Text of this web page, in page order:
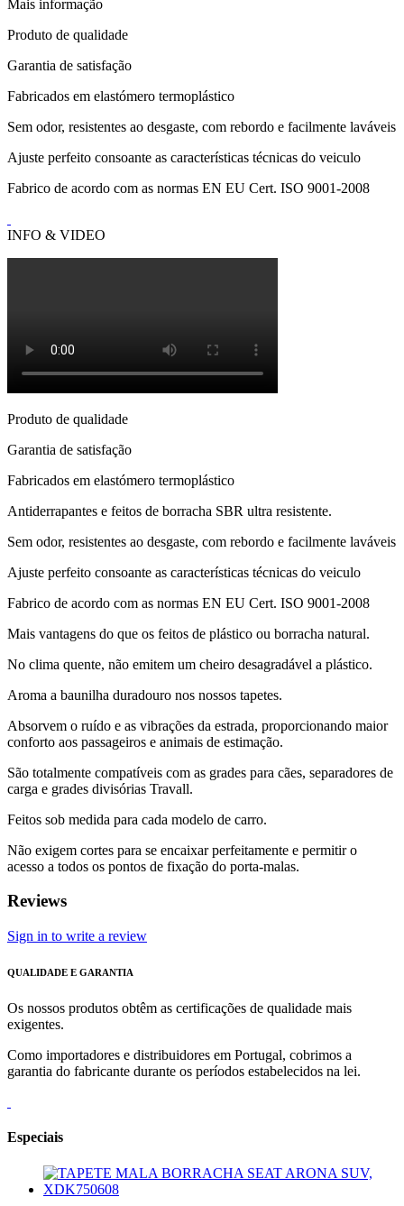
Mais informação
Produto de qualidade
Garantia de satisfação
Fabricados em elastómero termoplástico
Sem odor, resistentes ao desgaste, com rebordo e facilmente laváveis
Ajuste perfeito consoante as características técnicas do veiculo
Fabrico de acordo com as normas EN EU Cert. ISO 9001-2008
INFO & VIDEO
Produto de qualidade
Garantia de satisfação
Fabricados em elastómero termoplástico
Antiderrapantes e feitos de borracha SBR ultra resistente.
Sem odor, resistentes ao desgaste, com rebordo e facilmente laváveis
Ajuste perfeito consoante as características técnicas do veiculo
Fabrico de acordo com as normas EN EU Cert. ISO 9001-2008
Mais vantagens do que os feitos de plástico ou borracha natural.
No clima quente, não emitem um cheiro desagradável a plástico.
Aroma a baunilha duradouro nos nossos tapetes.
Absorvem o ruído e as vibrações da estrada, proporcionando maior
conforto aos passageiros e animais de estimação.
São totalmente compatíveis com as grades para cães, separadores de
carga e grades divisórias Travall.
Feitos sob medida para cada modelo de carro.
Não exigem cortes para se encaixar perfeitamente e permitir o
acesso a todos os pontos de fixação do porta-malas.
Reviews
Sign in to write a review
QUALIDADE E GARANTIA
Os nossos produtos obtêm as certificações de qualidade mais
exigentes.
Como importadores e distribuidores em Portugal, cobrimos a
garantia do fabricante durante os períodos estabelecidos na lei.
Especiais